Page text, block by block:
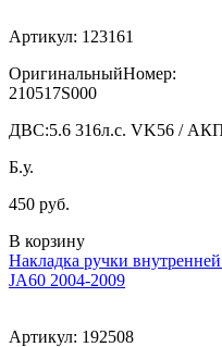
Артикул: 123161
ОригинальныйНомер:
210517S000
ДВС:5.6 316л.с. VK56 /
Б.у.
450 руб.
В корзину
Накладка ручки
JA60 2004-2009
Артикул: 192508